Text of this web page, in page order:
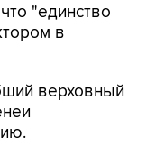
"единство
в
верховный